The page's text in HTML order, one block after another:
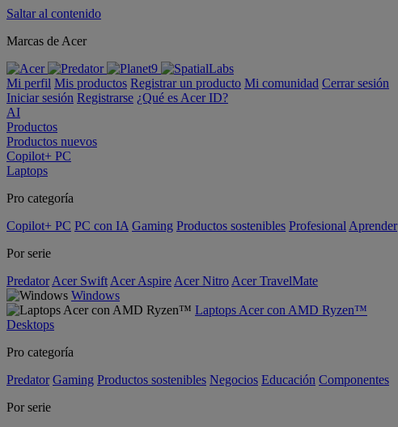
Saltar al contenido
Marcas de Acer
Mi perfil Mis productos Registrar un producto Mi comunidad Cerrar sesión
Iniciar sesión Registrarse ¿Qué es Acer ID?
AI
Productos
Productos nuevos
Copilot+ PC
Laptops
Pro categoría
Copilot+ PC PC con IA Gaming Productos sostenibles Profesional Aprender
Por serie
Predator Acer Swift Acer Aspire Acer Nitro Acer TravelMate
Windows
Laptops Acer con AMD Ryzen™
Desktops
Pro categoría
Predator Gaming Productos sostenibles Negocios Educación Componentes
Por serie